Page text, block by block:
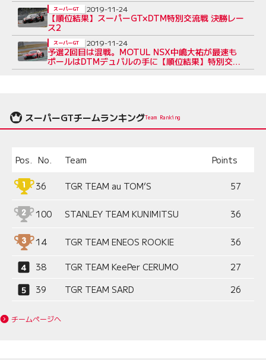
【順位結果】スーパーGT×DTM特別交流戦 決勝レー
ス2
スーパーGT 2019-11-24
予選2回目は混戦。MOTUL NSX中嶋大祐が最速も
ポールはDTMデュバルの手に【順位結果】特別交流
戦 公式予選2
スーパーGT 2019-11-24
スーパーGTチームランキングTeam Ranking
Pos. No. Team Points
36 TGR TEAM au TOM’S 57
100 STANLEY TEAM KUNIMITSU 36
14 TGR TEAM ENEOS ROOKIE 36
38 TGR TEAM KeePer CERUMO
27
39
TGR TEAM SARD 26
チームページへ